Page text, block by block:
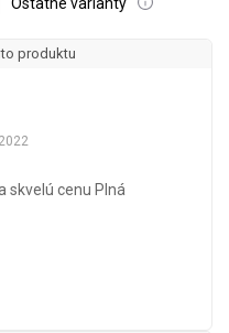
Ostatné varianty
produktu
skvelú cenu Plná